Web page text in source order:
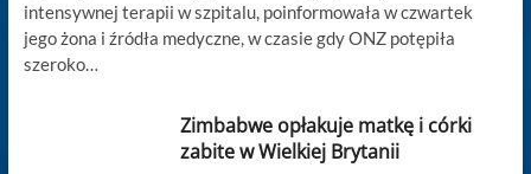
intensywnej terapii w szpitalu, poinformowała w czwartek
jego żona i źródła medyczne, w czasie gdy ONZ potępiła
szeroko…
Zimbabwe opłakuje matkę i córki
zabite w Wielkiej Brytanii